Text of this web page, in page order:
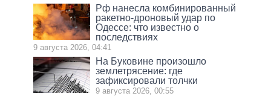
Рф нанесла комбинированный
ракетно-дроновый удар по
Одессе: что известно о
последствиях
9 августа 2026, 04:41
На Буковине произошло
землетрясение: где
зафиксировали толчки
9 августа 2026, 00:55